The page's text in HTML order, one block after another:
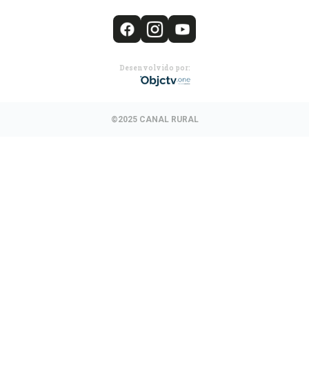
Desenvolvido por:
©2025 CANAL RURAL